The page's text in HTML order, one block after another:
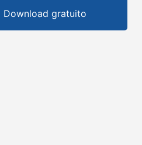
Download gratuito